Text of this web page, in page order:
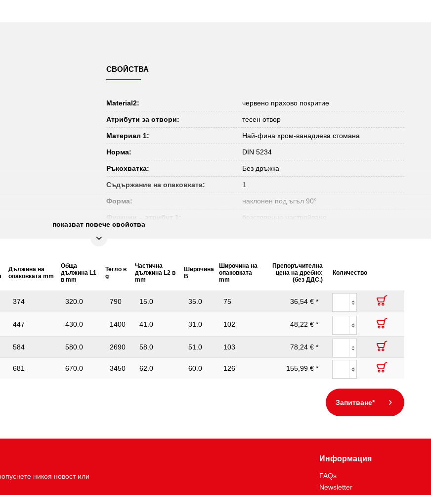
СВОЙСТВА
Material2: червено прахово покритие
Атрибути за отвори: тесен отвор
Материал 1: Най-фина хром-ванадиева стомана
Норма: DIN 5234
Ръкохватка: Без дръжка
Съдържание на опаковката: 1
Форма: наклонен под ъгъл 90°
Функции – атрибут 1:
безстепенно настройване
показват повече свойства
Дължина на
опаковката mm
Обща
дължина L1
в mm
Тегло в
g
Частична
дължина L2 в
mm
Широчина
B
Широчина на
опаковката
mm
Препоръчителна
цена на дребно:
(без ДДС.)
Количество
374 320.0 790 15.0 35.0 75 36,54 € *
447 430.0 1400 41.0 31.0 102 48,22 € *
584 580.0 2690 58.0 51.0 103 78,24 € *
681 670.0 3450 62.0 60.0 126 155,99 € *
Запитване*
никоя новост или
Информация
FAQs
Newsletter